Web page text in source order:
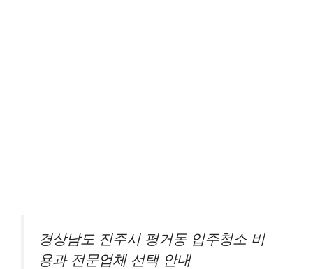
경상남도 진주시 평거동 입주청소 비
용과 전문업체 선택 안내